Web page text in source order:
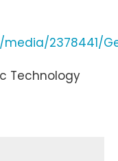
2378441/
Technology